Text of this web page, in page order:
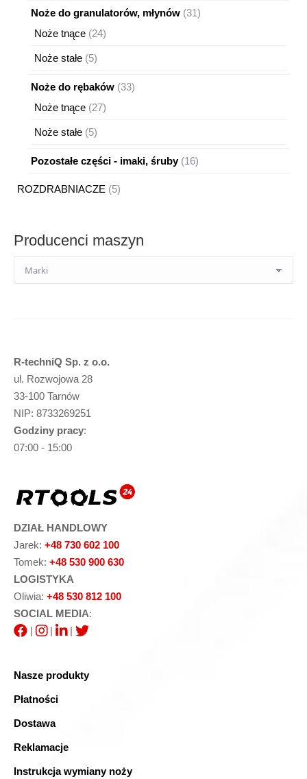
Noże do granulatorów, młynów 3131
Noże tnące 2424
Noże stałe 55
Noże do rębaków 3333
Noże tnące 2727
Noże stałe 55
Pozostałe części - imaki, śruby 1616
ROZDRABNIACZE
55
Producenci maszyn
R-techniQ Sp. z o.o.
ul. Rozwojowa 28
33-100 Tarnów
NIP: 8733269251
Godziny pracy:
07:00 - 15:00
DZIAŁ HANDLOWY
Jarek: +48 730 602 100
Tomek: +48 530 900 630
LOGISTYKA
Oliwia: +48 530 812 100
SOCIAL MEDIA:
|
| |
Nasze produkty
Płatności
Dostawa
Reklamacje
Instrukcja wymiany noży